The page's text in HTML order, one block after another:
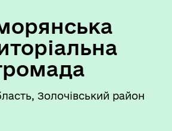
Золочівський район